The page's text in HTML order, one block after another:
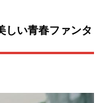
しい青春ファンタ